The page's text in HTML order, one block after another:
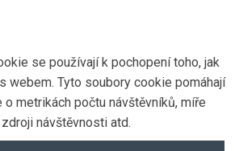
se používají k pochopení toho, jak
webem. Tyto soubory cookie pomáhají
metrikách počtu návštěvníků, míře
návštěvnosti atd.